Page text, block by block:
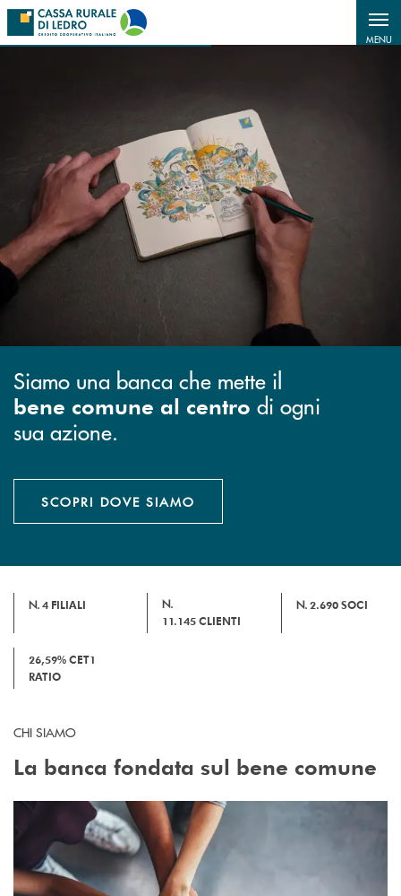
Salta al contenuto principale
MENU
Siamo una banca che mette il
bene comune al centro di ogni
sua azione.
SCOPRI DOVE SIAMO
N.4 FILIALI N.
11.145 CLIENTI
N.2.690 SOCI
26,59%CET1
RATIO
CHI SIAMO
La banca fondata sul bene comune